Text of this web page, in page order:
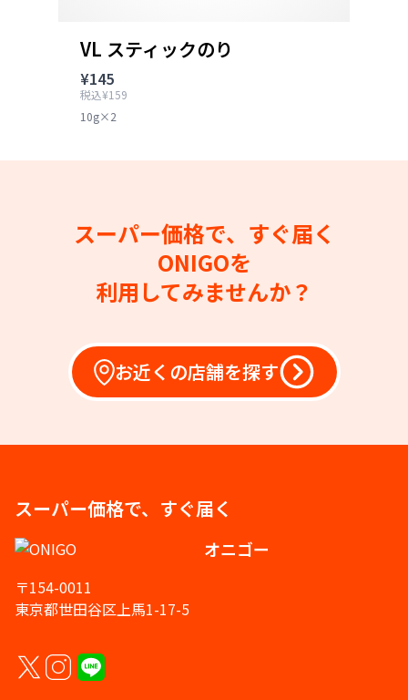
VL スティックのり
¥145
税込¥159
10g×2
スーパー価格で、すぐ届く
ONIGOを
利用してみませんか？
お近くの店舗を探す
スーパー価格で、すぐ届く
オニゴー
〒154-0011
東京都世田谷区上馬1-17-5